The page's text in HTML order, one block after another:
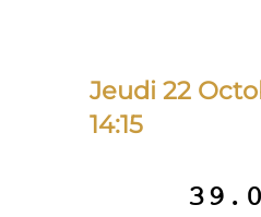
Jeudi 22
14:15